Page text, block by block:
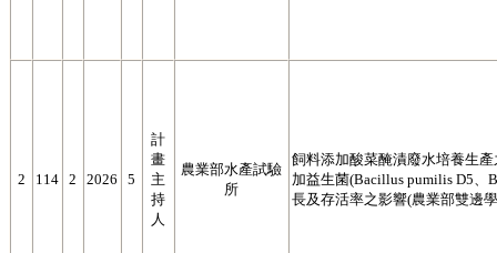
2 114 2 2026 5
計
畫
主
持
人
農業部水產試驗
所
飼料添加酸菜醃漬廢水培養生
加益生菌(Bacillus pumilis D5、
長及存活率之影響(農業部雙邊